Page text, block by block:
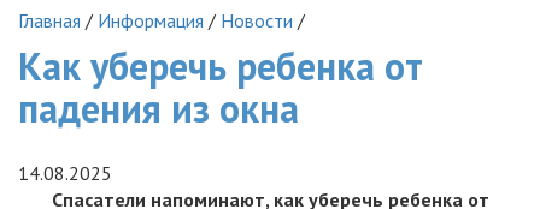
Главная / Информация / Новости /
Как уберечь ребенка от
падения из окна
14.08.2025
Спасатели напоминают, как уберечь ребенка от